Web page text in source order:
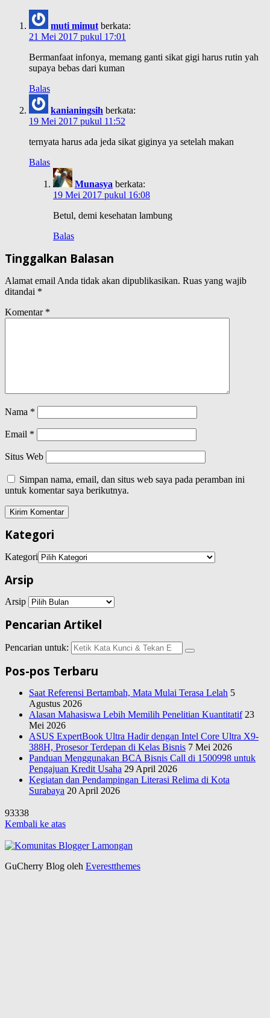
muti mimut berkata:
21 Mei 2017 pukul 17:01
Bermanfaat infonya, memang ganti sikat gigi harus rutin yah
supaya bebas dari kuman
Balas
kanianingsih berkata:
19 Mei 2017 pukul 11:52
ternyata harus ada jeda sikat giginya ya setelah makan
Balas
Munasya berkata:
19 Mei 2017 pukul 16:08
Betul, demi kesehatan lambung
Balas
Tinggalkan Balasan
Alamat email Anda tidak akan dipublikasikan. Ruas yang wajib
ditandai *
Komentar *
Nama *
Email *
Situs Web
Simpan nama, email, dan situs web saya pada peramban ini
untuk komentar saya berikutnya.
Kategori
Kategori
Arsip
Arsip
Pencarian Artikel
Pencarian untuk:
Pos-pos Terbaru
Saat Referensi Bertambah, Mata Mulai Terasa Lelah 5
Agustus 2026
Alasan Mahasiswa Lebih Memilih Penelitian Kuantitatif 23
Mei 2026
ASUS ExpertBook Ultra Hadir dengan Intel Core Ultra X9-
388H, Prosesor Terdepan di Kelas Bisnis 7 Mei 2026
Panduan Menggunakan BCA Bisnis Call di 1500998 untuk
Pengajuan Kredit Usaha 29 April 2026
Kegiatan dan Pendampingan Literasi Relima di Kota
Surabaya 20 April 2026
93338
Kembali ke atas
GuCherry Blog oleh Everestthemes